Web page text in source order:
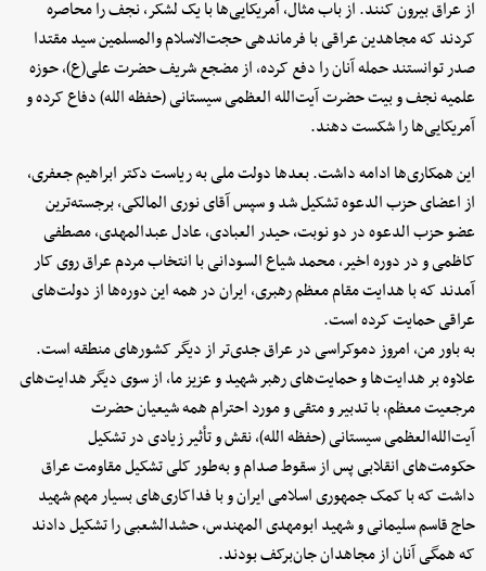
از عراق بیرون کنند. از باب مثال، آمریکایی‌ها با یک لشکر، نجف را محاصره
کردند که مجاهدین عراقی با فرماندهی حجت‌الاسلام والمسلمین سید مقتدا
صدر توانستند حمله آنان را دفع کرده، از مضجع شریف حضرت علی(ع)، حوزه
علمیه نجف و بیت حضرت آیت‌الله العظمی سیستانی (حفظه الله) دفاع کرده و
آمریکایی‌ها را شکست دهند.
این همکاری‌ها ادامه داشت. بعدها دولت ملی به ریاست دکتر ابراهیم جعفری،
از اعضای حزب الدعوه تشکیل شد و سپس آقای نوری المالکی، برجسته‌ترین
عضو حزب الدعوه در دو نوبت، حیدر العبادی، عادل عبدالمهدی، مصطفی
کاظمی و در دوره اخیر، محمد شیاع السودانی با انتخاب مردم عراق روی کار
آمدند که با هدایت مقام معظم رهبری، ایران در همه این دوره‌ها از دولت‌های
عراقی حمایت کرده است.
به باور من، امروز دموکراسی در عراق جدی‌تر از دیگر کشورهای منطقه است.
علاوه بر هدایت‌ها و حمایت‌های رهبر شهید و عزیز ما، از سوی دیگر هدایت‌های
مرجعیت معظم، با تدبیر و متقی و مورد احترام همه شیعیان حضرت
آیت‌الله‌العظمی سیستانی (حفظه الله)، نقش و تأثیر زیادی در تشکیل
حکومت‌های انقلابی پس از سقوط صدام و به‌طور کلی تشکیل مقاومت عراق
داشت که با کمک جمهوری اسلامی ایران و با فداکاری‌های بسیار مهم شهید
حاج قاسم سلیمانی و شهید ابومهدی المهندس، حشدالشعبی را تشکیل دادند
که همگی آنان از مجاهدان جان‌برکف بودند.